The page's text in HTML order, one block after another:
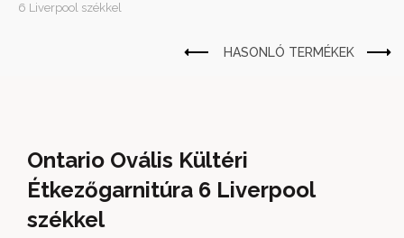
6 Liverpool székkel
Ontario Ovális Kültéri
Étkezőgarnitúra 6 Liverpool
székkel